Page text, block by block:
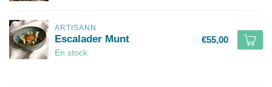
ARTISANN
Escalader Munt
En stock
€55,00